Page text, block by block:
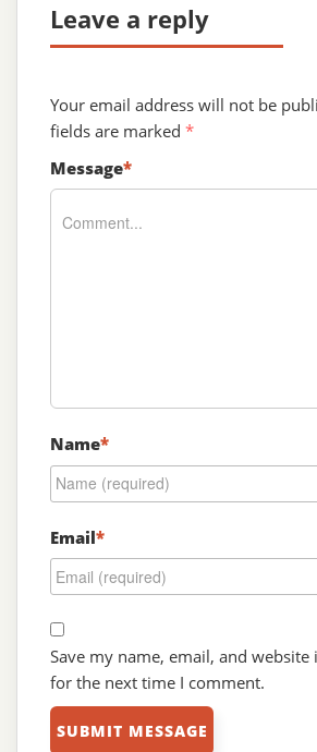
Leave a reply
Your email address will not be
fields are marked *
Message*
Name*
Email*
Save my name, email, and
for the next time I comment.